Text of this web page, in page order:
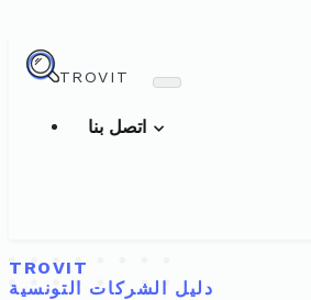
TROVIT
TROVIT
دليل الشركات التونسية